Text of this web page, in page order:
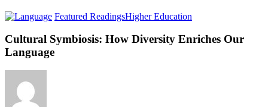
Featured ReadingsHigher Education
How
Cultural Symbiosis: How Diversity Enriches Our
Language